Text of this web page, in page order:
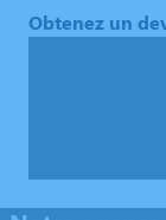
Obtenez un